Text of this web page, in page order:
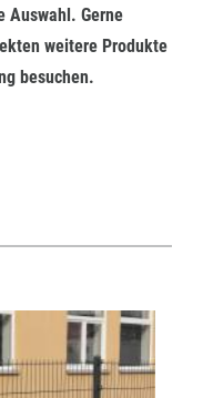
Auswahl. Gerne
weitere Produkte
besuchen.